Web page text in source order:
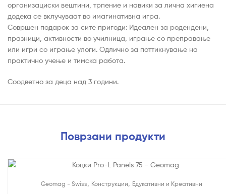
организациски вештини, трпение и навики за лична хигиена
додека се вклучуваат во имагинативна игра.
Совршен подарок за сите пригоди: Идеален за родендени,
празници, активности во училница, играње со преправање
или игри со играње улоги. Одлично за поттикнување на
практично учење и тимска работа.
Соодветно за деца над 3 години.
Поврзани продукти
Geomag - Swiss Конструкции Едукативни и Креативни